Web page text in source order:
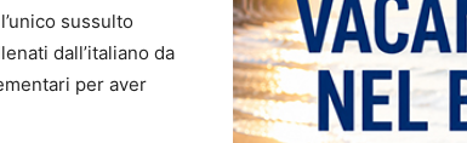
sussulto
dall’italiano da
per aver